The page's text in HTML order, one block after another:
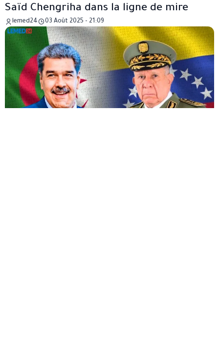
Saïd Chengriha dans la ligne de mire
lemed24 03 Août 2025 - 21:09